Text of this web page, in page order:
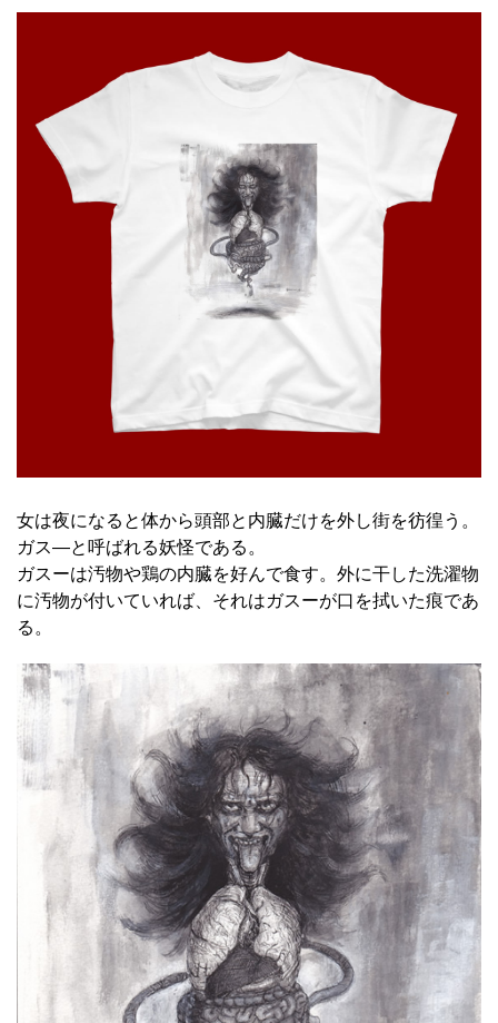
女は夜になると体から頭部と内臓だけを外し街を彷徨う。
ガス―と呼ばれる妖怪である。
ガスーは汚物や鶏の内臓を好んで食す。外に干した洗濯物
に汚物が付いていれば、それはガスーが口を拭いた痕であ
る。